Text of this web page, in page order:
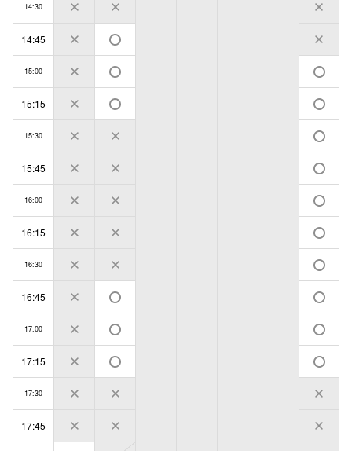
14:30
14:45
15:00
15:15
15:30
15:45
16:00
16:15
16:30
16:45
17:00
17:15
17:30
17:45